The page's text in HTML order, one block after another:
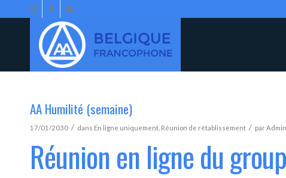
AA Humilité (semaine)
17/01/2030 / dans En ligne uniquement Réunion de rétablissement / par
Réunion en ligne du